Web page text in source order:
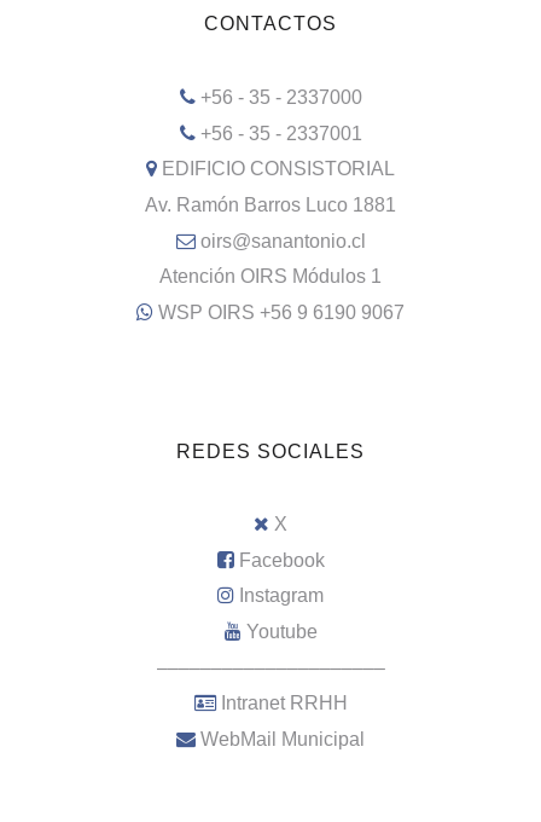
CONTACTOS
+56 - 35 - 2337000
+56 - 35 - 2337001
EDIFICIO CONSISTORIAL
Av. Ramón Barros Luco 1881
oirs@sanantonio.cl
Atención OIRS Módulos 1
WSP OIRS +56 9 6190 9067
REDES SOCIALES
X
Facebook
Instagram
Youtube
–––––––––––––––––––––
Intranet RRHH
WebMail Municipal